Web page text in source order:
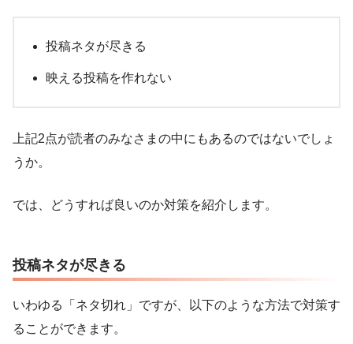
投稿ネタが尽きる
映える投稿を作れない
上記2点が読者のみなさまの中にもあるのではないでしょ
うか。
では、どうすれば良いのか対策を紹介します。
投稿ネタが尽きる
いわゆる「ネタ切れ」ですが、以下のような方法で対策す
ることができます。